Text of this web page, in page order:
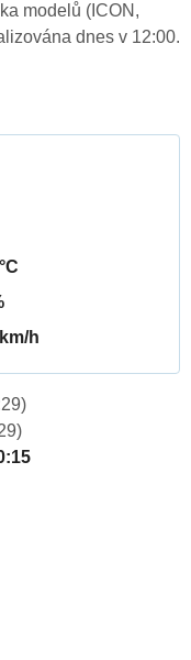
modelů (ICON,
dnes v 12:00.
h